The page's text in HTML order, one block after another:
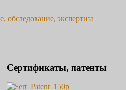
Сертификаты, патенты